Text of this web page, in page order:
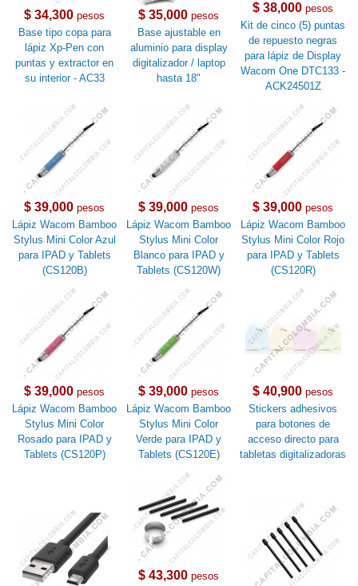
$ 34,300 pesos
Base tipo copa para
lápiz Xp-Pen con
puntas y extractor en
su interior - AC33
$ 35,000 pesos
Base ajustable en
aluminio para display
digitalizador / laptop
hasta 18"
$ 38,000 pesos
Kit de cinco (5) puntas
de repuesto negras
para lápiz de Display
Wacom One DTC133 -
ACK24501Z
$ 39,000 pesos
Lápiz Wacom Bamboo
Stylus Mini Color Azul
para IPAD y Tablets
(CS120B)
$ 39,000 pesos
Lápiz Wacom Bamboo
Stylus Mini Color
Blanco para IPAD y
Tablets (CS120W)
$ 39,000 pesos
Lápiz Wacom Bamboo
Stylus Mini Color Rojo
para IPAD y Tablets
(CS120R)
$ 39,000 pesos
Lápiz Wacom Bamboo
Stylus Mini Color
Rosado para IPAD y
Tablets (CS120P)
$ 39,000 pesos
Lápiz Wacom Bamboo
Stylus Mini Color
Verde para IPAD y
Tablets (CS120E)
$ 40,900 pesos
Stickers adhesivos
para botones de
acceso directo para
tabletas digitalizadoras
$ 43,300 pesos